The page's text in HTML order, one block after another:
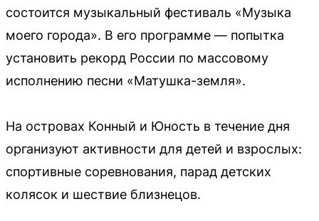
состоится музыкальный фестиваль «Музыка
моего города». В его программе — попытка
установить рекорд России по массовому
исполнению песни «Матушка-земля».
На островах Конный и Юность в течение дня
организуют активности для детей и взрослых:
спортивные соревнования, парад детских
колясок и шествие близнецов.